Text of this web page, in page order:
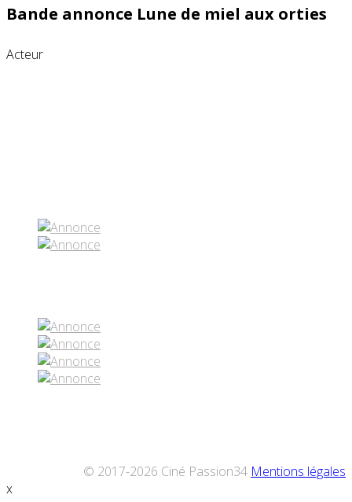
Bande annonce Lune de miel aux orties
Acteur
© 2017-2026 Ciné Passion34 Mentions légales
x